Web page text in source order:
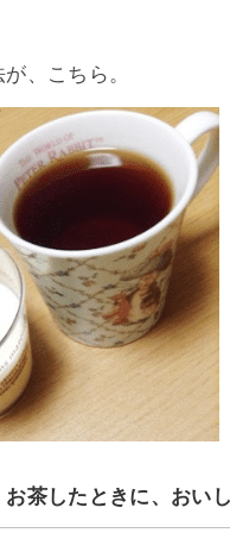
、こちら。
茶したときに、おい